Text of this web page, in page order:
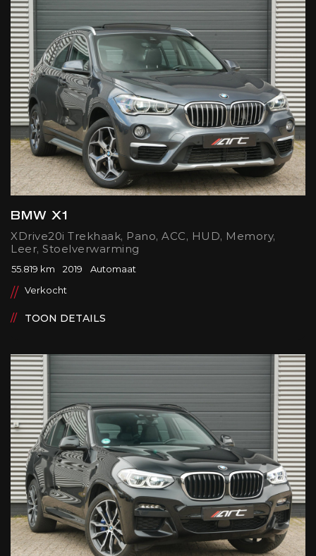
BMW X1
XDrive20i Trekhaak, Pano, ACC, HUD, Memory,
Leer, Stoelverwarming
55.819 km 2019
Automaat
Verkocht
TOON DETAILS